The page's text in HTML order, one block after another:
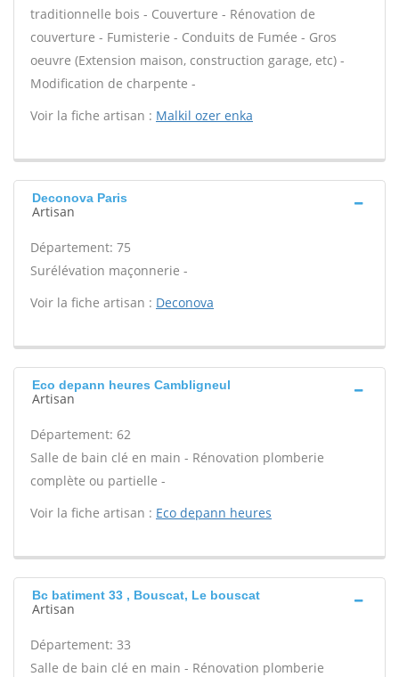
traditionnelle bois - Couverture - Rénovation de
couverture - Fumisterie - Conduits de Fumée - Gros
oeuvre (Extension maison, construction garage, etc) -
Modification de charpente -
Voir la fiche artisan : Malkil ozer enka
Deconova Paris
Artisan
Département: 75
Surélévation maçonnerie -
Voir la fiche artisan : Deconova
Eco depann heures Cambligneul
Artisan
Département: 62
Salle de bain clé en main - Rénovation plomberie
complète ou partielle -
Voir la fiche artisan : Eco depann heures
Bc batiment 33 , Bouscat, Le bouscat
Artisan
Département: 33
Salle de bain clé en main - Rénovation plomberie